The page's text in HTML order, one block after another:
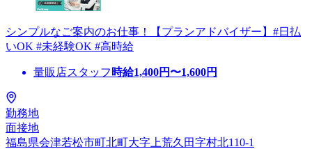
シンプルなご案内のお仕事！【プランアドバイザー】#日払
いOK #未経験OK #高時給
量販店スタッフ 時給1,400円〜1,600円
勤務地
面接地
福島県会津若松市町北町大字上荒久田字村北110-1